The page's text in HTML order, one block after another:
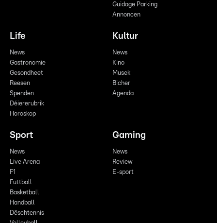
Guidage Parking
Annoncen
Life
News
Gastronomie
Gesondheet
Reesen
Spenden
Déiererubrik
Horoskop
Kultur
News
Kino
Musek
Bicher
Agenda
Sport
News
Live Arena
F1
Futtball
Basketball
Handball
Dëschtennis
Gaming
News
Review
E-sport